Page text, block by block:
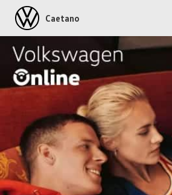
Caetano
Caetano
Comprar Volkswagen
Modelos
Comerciais
Oficinas